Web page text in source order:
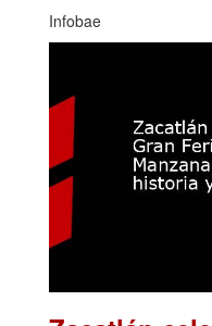
Infobae